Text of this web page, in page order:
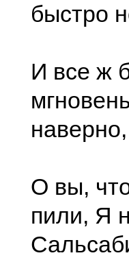
быстро
И все ж
О вы,
пили, Я